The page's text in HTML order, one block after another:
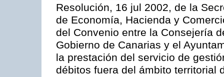
Resolución, 16 jul 2002, de la
de Economía, Hacienda y
del Convenio entre la Consejería
Gobierno de Canarias y el
la prestación del servicio de
débitos fuera del ámbito territorial